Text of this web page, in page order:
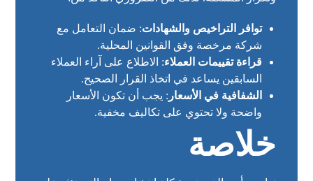
توافر التراخيص والشهادات: ضمان التعامل مع
شركة مرخصة وفق القوانين المحلية.
قراءة تقييمات العملاء: الاطلاع على آراء العملاء
السابقين يساعد في اتخاذ القرار الصحيح.
الشفافية في الأسعار : يجب أن تكون الأسعار
واضحة ولا تحتوي على تكاليف مخفية.
خلاصة